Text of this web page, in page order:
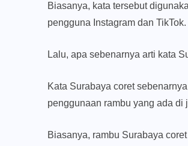
Biasanya, kata tersebut
pengguna Instagram dan TikTok.
Lalu, apa sebenarnya arti kata
Kata Surabaya coret
penggunaan rambu yang ada di
Biasanya, rambu Surabaya